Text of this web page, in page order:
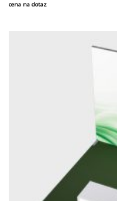
cena na dotaz